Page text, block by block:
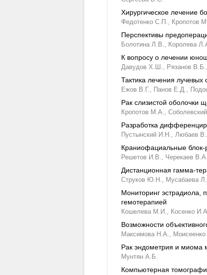
Хирургическое лечение
Федотенко С.П., Кропотов
Перспективы
Болотина Л.В., Королева
К вопросу о лечении
Давудов Х.Ш., Рязанов В.Б.,
Тактика лечения
Ежов В.Г., Панов Е.Д.,
Рак слизистой оболочки
Кропотов М.А.,
Разработка
Пустынский И.Н., Любаев
Краниофациальные блок-
Решетов И.В., Черекаев
Дистанционная гамма-
Струков Ю.Н., Мусабаева
Мониторинг эстрадиола,
гемотерапией
Кошелева М.И., Косенко
Возможности
Максимова Н.А.,
Рак эндометрия и миома
Мунтян А.Б.
Компьютерная